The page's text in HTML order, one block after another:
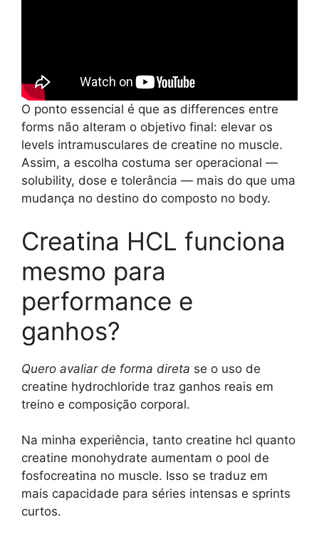
O ponto essencial é que as differences entre
forms não alteram o objetivo final: elevar os
levels intramusculares de creatine no muscle.
Assim, a escolha costuma ser operacional —
solubility, dose e tolerância — mais do que uma
mudança no destino do composto no body.
Creatina HCL funciona
mesmo para
performance e
ganhos?
Quero avaliar de forma direta se o uso de
creatine hydrochloride traz ganhos reais em
treino e composição corporal.
Na minha experiência, tanto creatine hcl quanto
creatine monohydrate aumentam o pool de
fosfocreatina no muscle. Isso se traduz em
mais capacidade para séries intensas e sprints
curtos.